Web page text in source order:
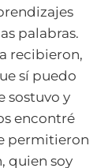
palabras.
recibieron,
sí puedo
sostuvo y
encontré
permitieron
quien soy